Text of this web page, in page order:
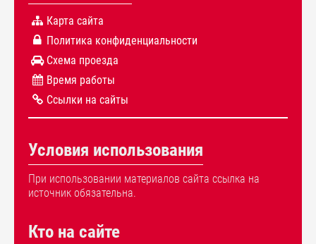
Карта сайта
Политика конфиденциальности
Схема проезда
Время работы
Ссылки на сайты
Условия использования
При использовании материалов сайта ссылка на
источник обязательна.
Кто на сайте